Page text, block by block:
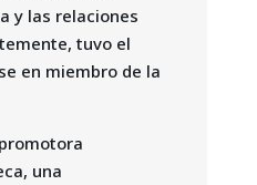
y las relaciones
tuvo el
en miembro de la
una